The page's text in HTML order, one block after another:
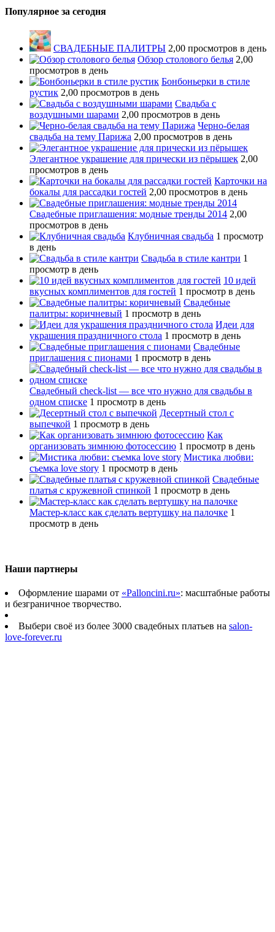
Популярное за сегодня
СВАДЕБНЫЕ ПАЛИТРЫ 2,00 просмотров в день
Обзор столового белья 2,00
просмотров в день
Бонбоньерки в стиле
рустик 2,00 просмотров в день
Свадьба с
воздушными шарами 2,00 просмотров в день
Черно-белая
свадьба на тему Парижа 2,00 просмотров в день
Элегантное украшение для прически из пёрышек 2,00
просмотров в день
Карточки на
бокалы для рассадки гостей 2,00 просмотров в день
Свадебные приглашения: модные тренды 2014 2,00
просмотров в день
Клубничная свадьба 1 просмотр
в день
Свадьба в стиле кантри 1
просмотр в день
10 идей
вкусных комплиментов для гостей 1 просмотр в день
Свадебные
палитры: коричневый 1 просмотр в день
Идеи для
украшения праздничного стола 1 просмотр в день
Свадебные
приглашения с пионами 1 просмотр в день
Свадебный сheck-list — все что нужно для свадьбы в
одном списке 1 просмотр в день
Десертный стол с
выпечкой 1 просмотр в день
Как
организовать зимнюю фотосессию 1 просмотр в день
Мистика любви:
съемка love story 1 просмотр в день
Свадебные
платья с кружевной спинкой 1 просмотр в день
Мастер-класс как сделать вертушку на палочке 1
просмотр в день
Наши партнеры
Оформление шарами от «Palloncini.ru»: масштабные работы
и безграничное творчество.
Выбери своё из более 3000 свадебных платьев на salon-
love-forever.ru